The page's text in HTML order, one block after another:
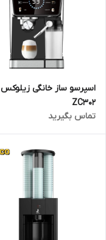
اسپرسو ساز خانگی زیلوکس
ZC302
تماس بگیرید